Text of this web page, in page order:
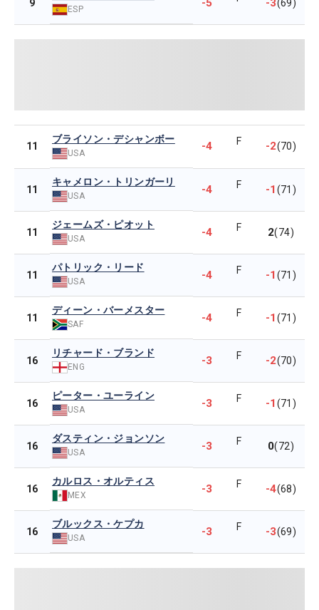
9
ESP -5 -3(69)
11
ブライソン・デシャンボー
USA
-4 F -2(70)
11
キャメロン・トリンガーリ
USA -4 F -1(71)
11
ジェームズ・ピオット
USA -4 F 2(74)
11
パトリック・リード
USA -4 F -1(71)
11
ディーン・バーメスター
SAF -4 F -1(71)
16
リチャード・ブランド
ENG -3 F -2(70)
16
ピーター・ユーライン
USA -3 F -1(71)
16
ダスティン・ジョンソン
USA -3 F 0(72)
16
カルロス・オルティス
MEX -3 F -4(68)
16
ブルックス・ケプカ
USA -3 F -3(69)